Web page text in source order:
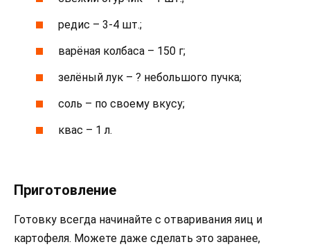
редис – 3-4 шт.;
варёная колбаса – 150 г;
зелёный лук – ? небольшого пучка;
соль – по своему вкусу;
квас – 1 л.
Приготовление
Готовку всегда начинайте с отваривания яиц и
картофеля. Можете даже сделать это заранее,